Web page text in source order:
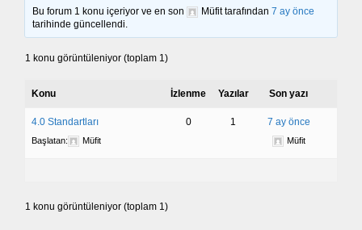
Bu forum 1 konu içeriyor ve en son Müfittarafından7 ay önce
tarihinde güncellendi.
1 konu görüntüleniyor (toplam 1)
Konu İzlenme Yazılar Son yazı
4.0 Standartları
Başlatan: Müfit
0 1 7 ay önce
Müfit
1 konu görüntüleniyor (toplam 1)